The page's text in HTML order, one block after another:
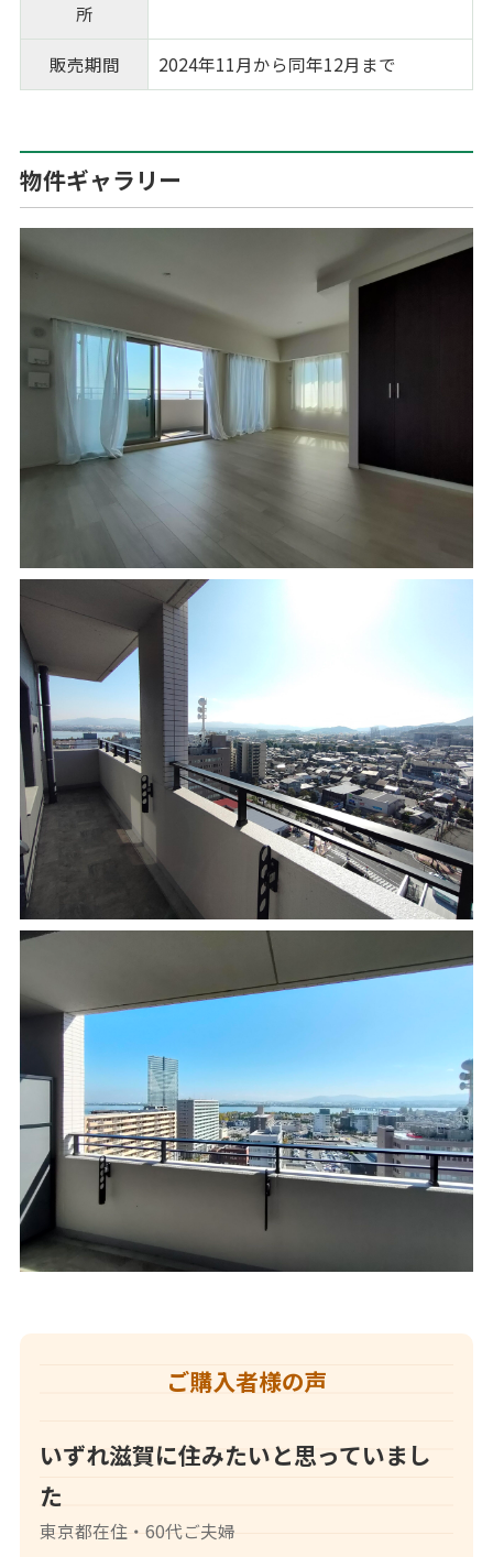
所
販売期間 2024年11月から同年12月まで
物件ギャラリー
ご購入者様の声
いずれ滋賀に住みたいと思っていまし
た
東京都在住・60代ご夫婦